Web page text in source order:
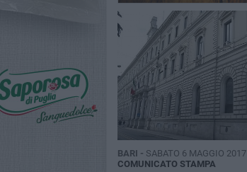
BARI - SABATO 6 MAGGIO 2017
COMUNICATO STAMPA